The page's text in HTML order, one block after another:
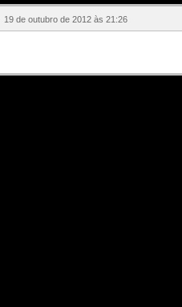
19 de outubro de 2012 às 21:26